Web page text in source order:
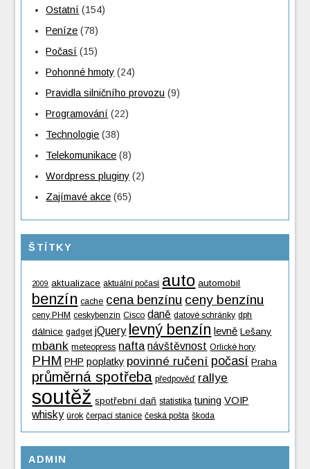
Ostatní (154)
Peníze (78)
Počasí (15)
Pohonné hmoty (24)
Pravidla silničního provozu (9)
Programování (22)
Technologie (38)
Telekomunikace (8)
Wordpress pluginy (2)
Zajímavé akce (65)
ŠTÍTKY
2009 aktualizace aktuální počasí auto automobil
benzín cache cena benzínu ceny benzínu
ceny PHM ceskybenzin Cisco daně datové schránky dph
dálnice gadget jQuery levný benzín levně Lešany
mbank meteopress nafta návštěvnost Orlické hory
PHM PHP poplatky povinné ručení počasí Praha
průměrná spotřeba předpověď rallye
soutěž spotřební daň statistika tuning VOIP
whisky úrok čerpací stanice česká pošta škoda
ADMIN